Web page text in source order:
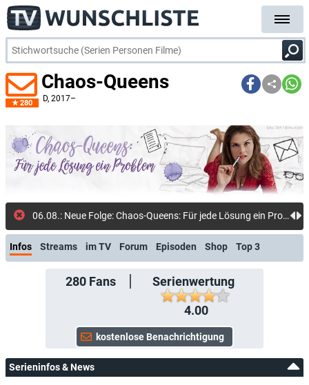
280
Chaos-Queens
D, 2017–
06.08.: Neue Folge: Chaos-Queens: Für jede Lösung ein Problem (Fernsehen mit Herz)
Infos Streams im TV Forum Episoden Shop Top 3
280Fans
Serienwertung
4.00
Serieninfos & News